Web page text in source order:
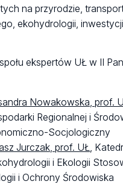
na przyrodzie,
ekohydrologii,
ekspertów UŁ w II
Nowakowska, prof.
Regionalnej i
Socjologiczny
Jurczak, prof. UŁ
,
i Ekologii
i Ochrony Środowiska